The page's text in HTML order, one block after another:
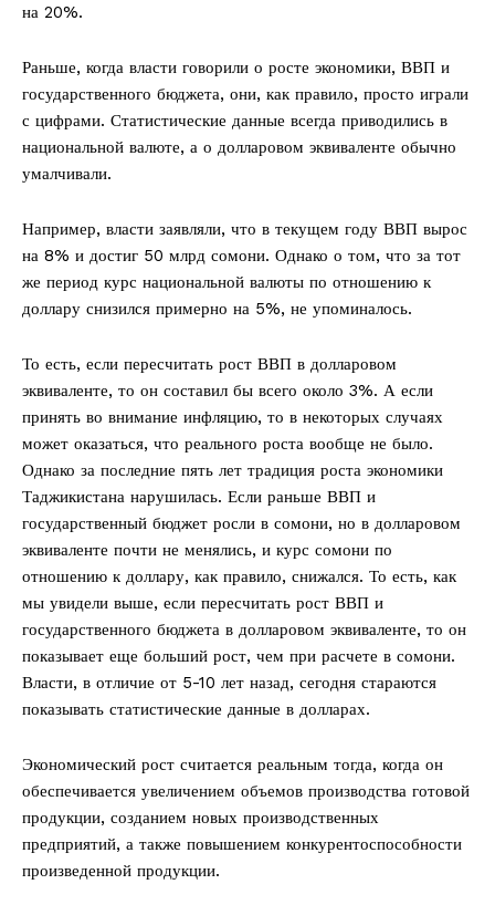
на 20%.
Раньше, когда власти говорили о росте экономики, ВВП и
государственного бюджета, они, как правило, просто играли
с цифрами. Статистические данные всегда приводились в
национальной валюте, а о долларовом эквиваленте обычно
умалчивали.
Например, власти заявляли, что в текущем году ВВП вырос
на 8% и достиг 50 млрд сомони. Однако о том, что за тот
же период курс национальной валюты по отношению к
доллару снизился примерно на 5%, не упоминалось.
То есть, если пересчитать рост ВВП в долларовом
эквиваленте, то он составил бы всего около 3%. А если
принять во внимание инфляцию, то в некоторых случаях
может оказаться, что реального роста вообще не было.
Однако за последние пять лет традиция роста экономики
Таджикистана нарушилась. Если раньше ВВП и
государственный бюджет росли в сомони, но в долларовом
эквиваленте почти не менялись, и курс сомони по
отношению к доллару, как правило, снижался. То есть, как
мы увидели выше, если пересчитать рост ВВП и
государственного бюджета в долларовом эквиваленте, то он
показывает еще больший рост, чем при расчете в сомони.
Власти, в отличие от 5-10 лет назад, сегодня стараются
показывать статистические данные в долларах.
Экономический рост считается реальным тогда, когда он
обеспечивается увеличением объемов производства готовой
продукции, созданием новых производственных
предприятий, а также повышением конкурентоспособности
произведенной продукции.